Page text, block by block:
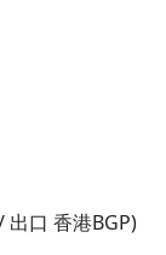
出口 香港BGP)